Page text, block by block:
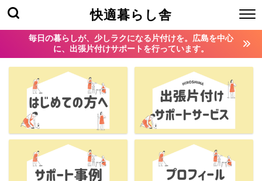
快適暮らし舎
毎日の暮らしが、少しラクになる片付けを。広島を中心
に、出張片付けサポートを行っています。